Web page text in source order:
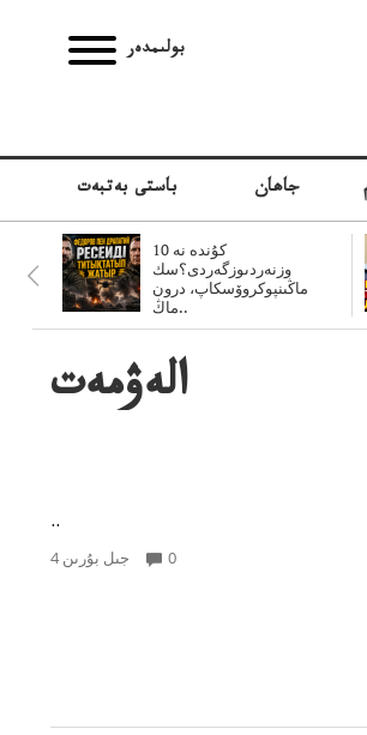
بولىمدەر
باستى بەتبەت جاھان
10 كۇندە نە
وزنەردىوزگەردى؟سك
ماڭىنپوكروۆسكاپ، درون
ماڭ..
الەۋمەت
..
4 جىل بۇرىن 0